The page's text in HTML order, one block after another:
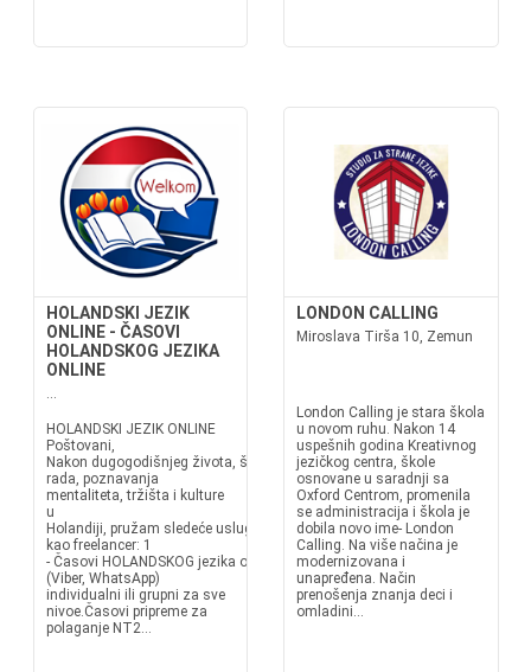
HOLANDSKI JEZIK
ONLINE - ČASOVI
HOLANDSKOG JEZIKA
ONLINE
...
HOLANDSKI JEZIK ONLINE
Poštovani,
Nakon dugogodišnjeg života, školovanja,
rada, poznavanja
mentaliteta, tržišta i kulture
u
Holandiji, pružam sledeće usluge
kao freelancer: 1
- Časovi HOLANDSKOG jezika online
(Viber, WhatsApp)
individualni ili grupni za sve
nivoe.Časovi pripreme za
polaganje NT2...
LONDON CALLING
Miroslava Tirša 10, Zemun
London Calling je stara škola
u novom ruhu. Nakon 14
uspešnih godina Kreativnog
jezičkog centra, škole
osnovane u saradnji sa
Oxford Centrom, promenila
se administracija i škola je
dobila novo ime- London
Calling. Na više načina je
modernizovana i
unapređena. Način
prenošenja znanja deci i
omladini...